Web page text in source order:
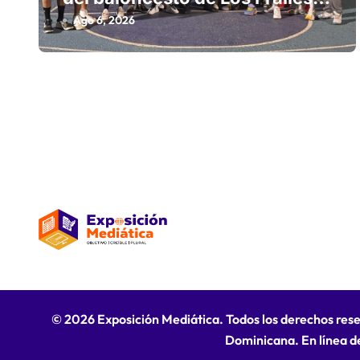
n
t
s
fortalecen la hermandad en
histórico reencuentro
Ago 6, 2026
© 2026 Exposición Mediática. Todos los derechos
Dominicana. En línea